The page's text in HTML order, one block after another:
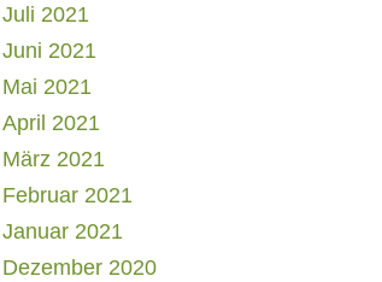
Juli 2021
Juni 2021
Mai 2021
April 2021
März 2021
Februar 2021
Januar 2021
Dezember 2020